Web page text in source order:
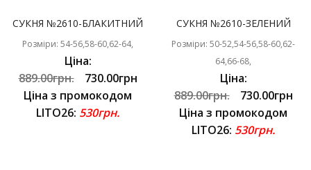
СУКНЯ №2610-БЛАКИТНИЙ
Розміри: 54-56,58-60,62-64,
Ціна:
889.00грн.
730.00грн
Ціна з промокодом
LITO26: 530грн.
СУКНЯ №2610-ЗЕЛЕНИЙ
Розміри: 50-52,54-56,58-60,62-
64,66-68,
Ціна:
889.00грн.
730.00грн
Ціна з промокодом
LITO26: 530грн.